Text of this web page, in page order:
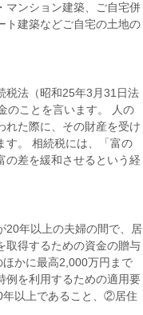
マンション建築、ご自宅併
ト建築などご自宅の土地の
税法（昭和25年3月31日法
のことを言います。 人の
れた際に、その財産を受け
す。 相続税には、「富の
の差を緩和させるという経
20年以上の夫婦の間で、居
取得するための資金の贈与
かに最高2,000万円まで
例を利用するための適用要
以上であること、②居住